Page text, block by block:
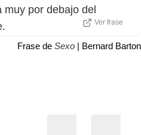
muy por debajo del
Ver frase
Frase de Sexo | Bernard Barton